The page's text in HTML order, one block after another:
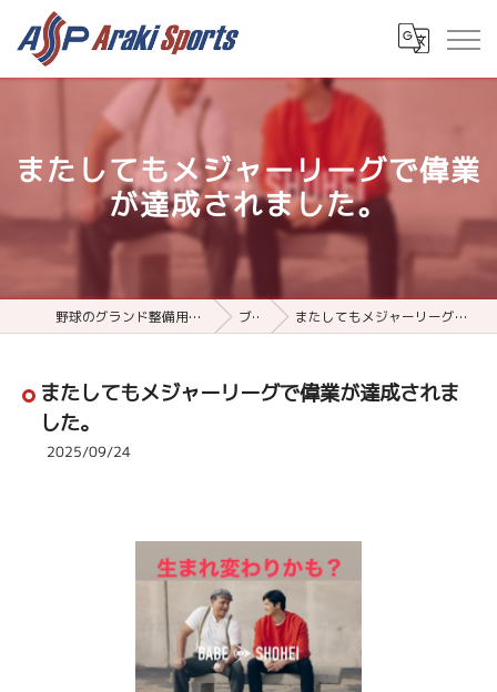
またしてもメジャーリーグで偉業
が達成されました。
野球のグランド整備用品ならアラキスポーツ ブログ またしてもメジャーリーグで偉業が達成されました。
またしてもメジャーリーグで偉業が達成されま
した。
2025/09/24